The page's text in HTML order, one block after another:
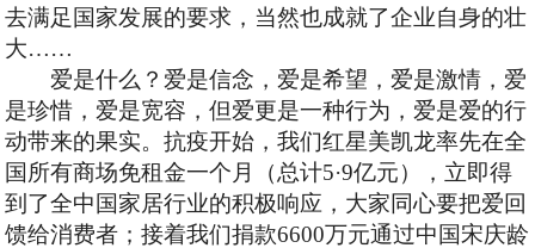
去满足国家发展的要求，当然也成就了企业自身的壮
大……
爱是什么？爱是信念，爱是希望，爱是激情，爱
是珍惜，爱是宽容，但爱更是一种行为，爱是爱的行
动带来的果实。抗疫开始，我们红星美凯龙率先在全
国所有商场免租金一个月（总计5·9亿元），立即得
到了全中国家居行业的积极响应，大家同心要把爱回
馈给消费者；接着我们捐款6600万元通过中国宋庆龄